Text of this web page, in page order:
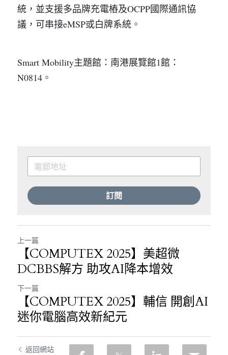
統，並支援多品牌充電樁及OCPP國際通訊協
議，可串接eMSP或白牌系統 。
Smart Mobility主題館：南港展覽館1館：
N0814 。
訂閱
上一篇
【COMPUTEX 2025】美超微
DCBBS解方 助攻AI降本增效
下一篇
【COMPUTEX 2025】輔信 開創AI
迷你電腦高效新紀元
返回網站